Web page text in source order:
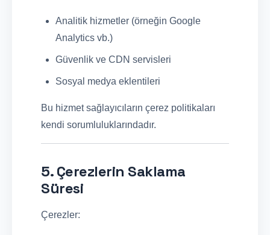
Analitik hizmetler (örneğin Google
Analytics vb.)
Güvenlik ve CDN servisleri
Sosyal medya eklentileri
Bu hizmet sağlayıcıların çerez politikaları
kendi sorumluluklarındadır.
5. Çerezlerin Saklama
Süresi
Çerezler: